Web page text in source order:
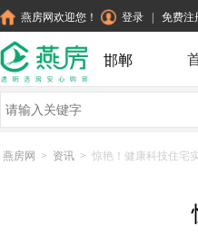
燕房网欢迎您！ 登录 免费注
邯郸
燕房网 > 资讯 > 惊艳！健康科技住宅